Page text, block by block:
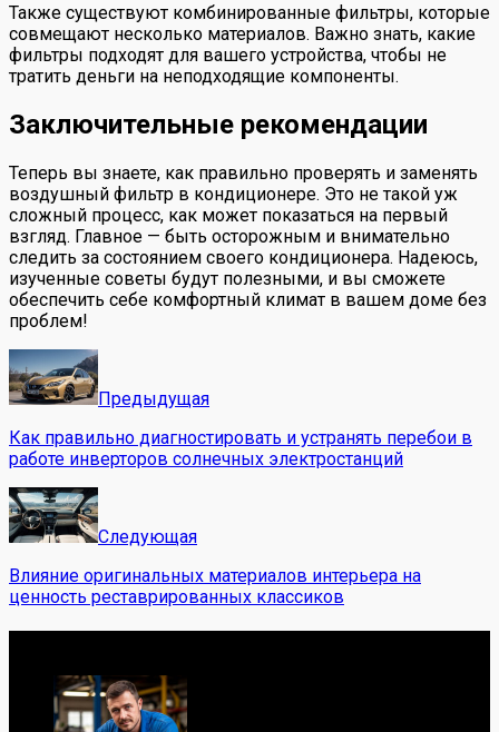
Также существуют комбинированные фильтры, которые
совмещают несколько материалов. Важно знать, какие
фильтры подходят для вашего устройства, чтобы не
тратить деньги на неподходящие компоненты.
Заключительные рекомендации
Теперь вы знаете, как правильно проверять и заменять
воздушный фильтр в кондиционере. Это не такой уж
сложный процесс, как может показаться на первый
взгляд. Главное — быть осторожным и внимательно
следить за состоянием своего кондиционера. Надеюсь,
изученные советы будут полезными, и вы сможете
обеспечить себе комфортный климат в вашем доме без
проблем!
Предыдущая
Как правильно диагностировать и устранять перебои в
работе инверторов солнечных электростанций
Следующая
Влияние оригинальных материалов интерьера на
ценность реставрированных классиков